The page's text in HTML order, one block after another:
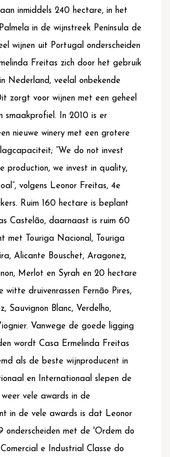
inmiddels 240 hectare, in het
in de wijnstreek Península de
wijnen uit Portugal onderscheiden
Freitas zich door het gebruik
Nederland, veelal onbekende
zorgt voor wijnen met een geheel
smaakprofiel. In 2010 is er
nieuwe winery met een grotere
“We do not invest
production, we invest in quality,
volgens Leonor Freitas, 4e
Ruim 160 hectare is beplant
Castelão, daarnaast is ruim 60
met Touriga Nacional, Touriga
Alicante Bouschet, Aragonez,
Merlot en Syrah en 20 hectare
witte druivenrassen Fernão Pires,
Sauvignon Blanc, Verdelho,
Vanwege de goede ligging
wordt Casa Ermelinda Freitas
als de beste wijnproducent in
en Internationaal slepen de
vele awards in de
in de vele awards is dat Leonor
onderscheiden met de 'Ordem do
e Industrial Classe do